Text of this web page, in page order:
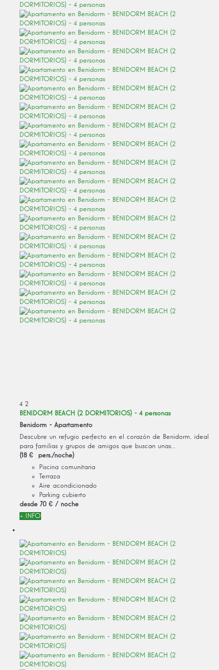
4 2
BENIDORM BEACH (2 DORMITORIOS) - 4 personas
Benidorm - Apartamento
Descubre un refugio perfecto en el corazón de Benidorm, ideal
para familias y grupos de amigos que buscan unas...
(18 € pers./noche)
Piscina comunitaria
Terraza
Aire acondicionado
Parking cubierto
desde 70 € / noche
+ INFO